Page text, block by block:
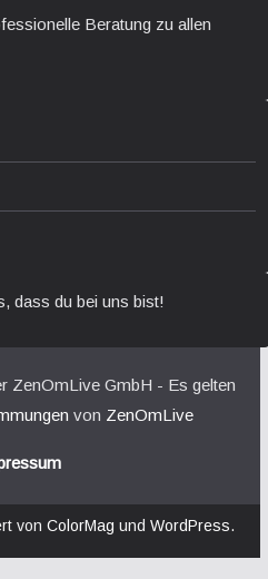
Beratung zu allen
dass du bei uns bist!
ZenOmLive GmbH - Es gelten
von ZenOmLive
von ColorMag und WordPress.